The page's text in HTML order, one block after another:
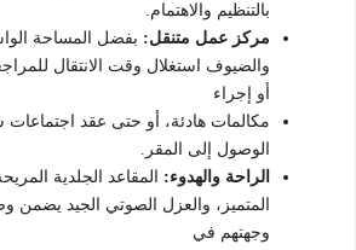
بالتنظيم والاهتمام.
مركز عمل متنقل: بفضل المساحة
والضيوف استغلال وقت الانتقال
أو إجراء
مكالمات هادئة، أو حتى عقد
الوصول إلى المقر.
الراحة والهدوء: المقاعد الجلدية
المتميز، والعزل الصوتي الجيد
وجهتهم في